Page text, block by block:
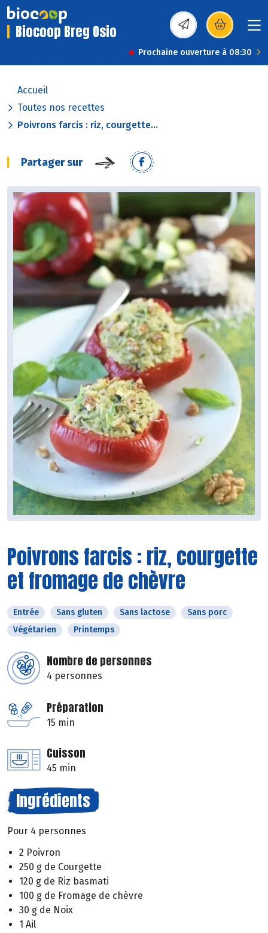
Biocoop Breg Osio (s’ouvre dans une
Prochaine ouverture à 08:30
Accueil
Toutes nos recettes
Poivrons farcis : riz, courgette...
Partager sur
Poivrons farcis : riz, courgette
et fromage de chèvre
Entrée Sans gluten Sans lactose
Sans porc
Végétarien
Printemps
Nombre de personnes
4 personnes
Préparation
15 min
Cuisson
45 min
Ingrédients
Pour 4 personnes
2 Poivron
250 g de Courgette
120 g de Riz basmati
100 g de Fromage de chèvre
30 g de Noix
1 Ail